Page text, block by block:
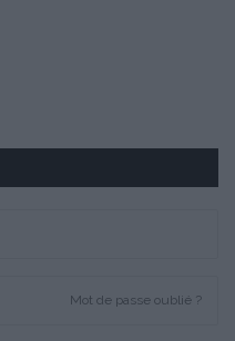
Mot de passe oublié ?